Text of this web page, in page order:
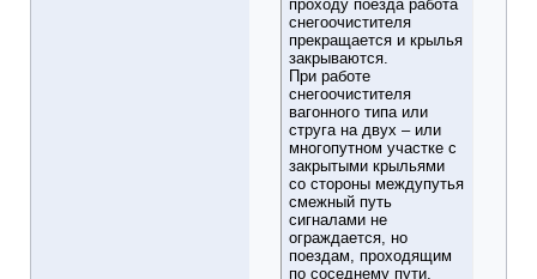
проходу поезда работа
снегоочистителя
прекращается и крылья
закрываются.
При работе
снегоочистителя
вагонного типа или
струга на двух – или
многопутном участке с
закрытыми крыльями
со стороны междупутья
смежный путь
сигналами не
ограждается, но
поездам, проходящим
по соседнему пути,